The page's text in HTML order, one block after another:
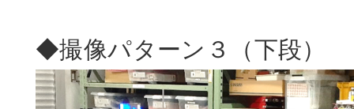
◆撮像パターン３（下段）